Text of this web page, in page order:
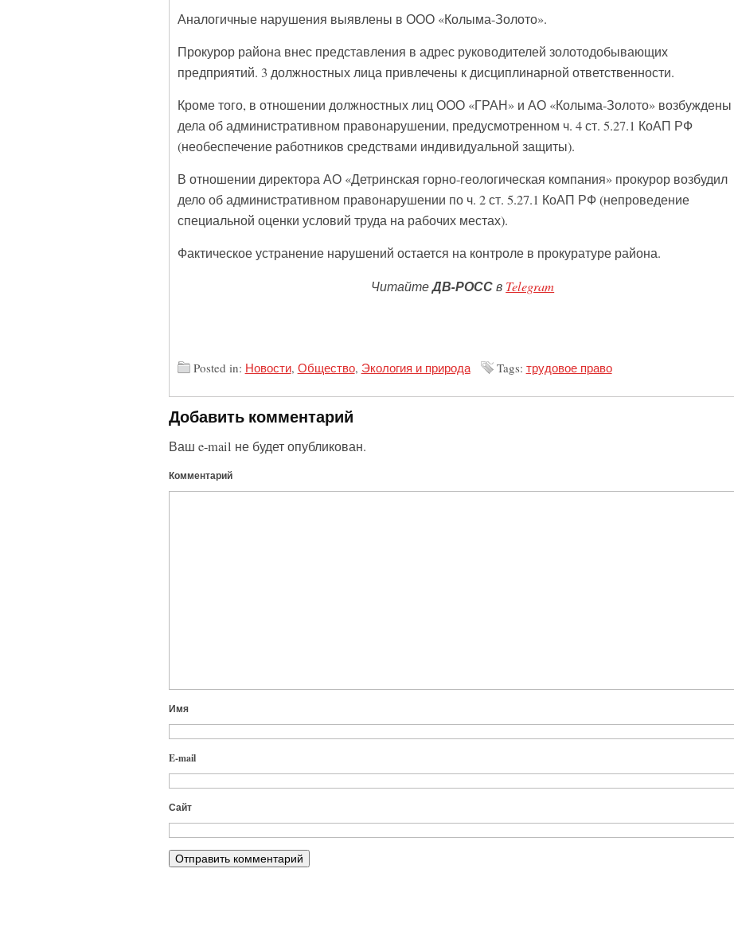
Аналогичные нарушения выявлены в ООО «Колыма-Золото».
Прокурор района внес представления в адрес руководителей золотодобывающих
предприятий. 3 должностных лица привлечены к дисциплинарной ответственности.
Кроме того, в отношении должностных лиц ООО «ГРАН» и АО «Колыма-Золото» возбуждены
дела об административном правонарушении, предусмотренном ч. 4 ст. 5.27.1 КоАП РФ
(необеспечение работников средствами индивидуальной защиты).
В отношении директора АО «Детринская горно-геологическая компания» прокурор возбудил
дело об административном правонарушении по ч. 2 ст. 5.27.1 КоАП РФ (непроведение
специальной оценки условий труда на рабочих местах).
Фактическое устранение нарушений остается на контроле в прокуратуре района.
ЧитайтеДВ-РОССв Telegram
Posted in: Новости, Общество, Экология и природа Tags: трудовое право
Добавить комментарий
Ваш e-mail не будет опубликован.
Комментарий
Имя
E-mail
Сайт